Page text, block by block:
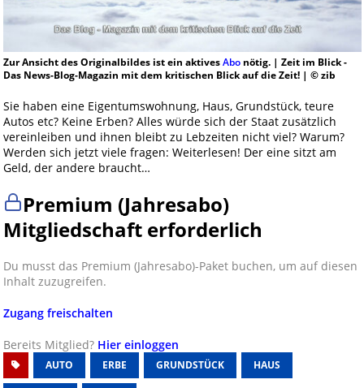
Zur Ansicht des Originalbildes ist ein aktivesAbonötig. | Zeit im Blick -
Das News-Blog-Magazin mit dem kritischen Blick auf die Zeit! | © zib
Sie haben eine Eigentumswohnung, Haus, Grundstück, teure
Autos etc? Keine Erben? Alles würde sich der Staat zusätzlich
vereinleiben und ihnen bleibt zu Lebzeiten nicht viel? Warum?
Werden sich jetzt viele fragen: Weiterlesen! Der eine sitzt am
Geld, der andere braucht…
Premium (Jahresabo)
Mitgliedschaft erforderlich
Du musst das Premium (Jahresabo)-Paket buchen, um auf diesen
Inhalt zuzugreifen.
Zugang freischalten
Bereits Mitglied? Hier einloggen
AUTO ERBE GRUNDSTÜCK HAUS